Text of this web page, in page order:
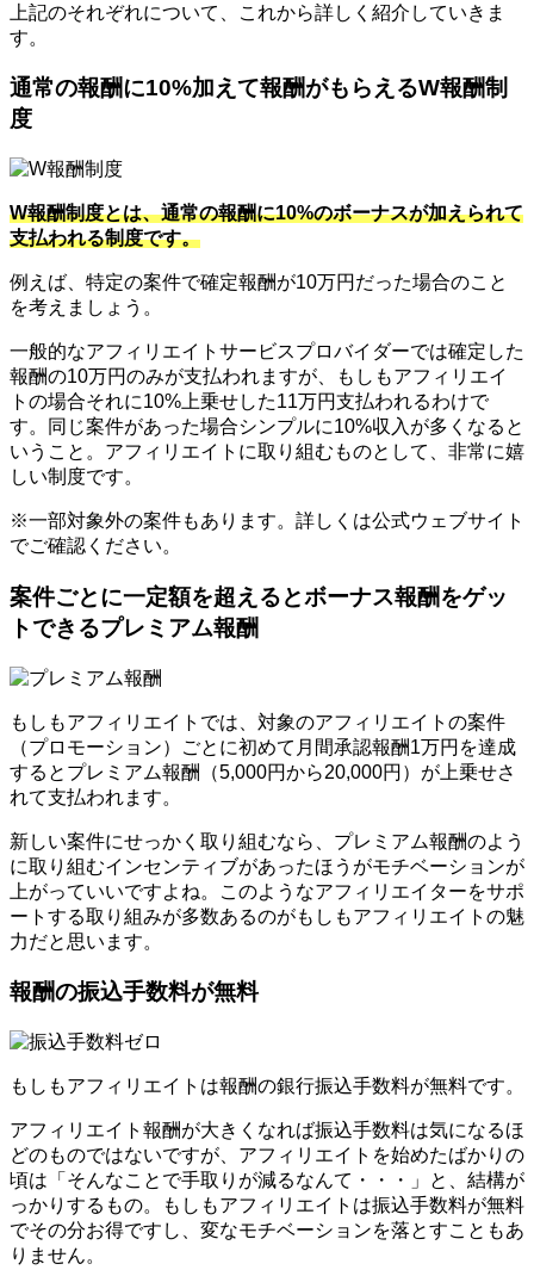
上記のそれぞれについて、これから詳しく紹介していきま
す。
通常の報酬に10%加えて報酬がもらえるW報酬制
度
W報酬制度とは、通常の報酬に10%のボーナスが加えられて
支払われる制度です。
例えば、特定の案件で確定報酬が10万円だった場合のこと
を考えましょう。
一般的なアフィリエイトサービスプロバイダーでは確定した
報酬の10万円のみが支払われますが、もしもアフィリエイ
トの場合それに10%上乗せした11万円支払われるわけで
す。同じ案件があった場合シンプルに10%収入が多くなると
いうこと。アフィリエイトに取り組むものとして、非常に嬉
しい制度です。
※一部対象外の案件もあります。詳しくは公式ウェブサイト
でご確認ください。
案件ごとに一定額を超えるとボーナス報酬をゲッ
トできるプレミアム報酬
もしもアフィリエイトでは、対象のアフィリエイトの案件
（プロモーション）ごとに初めて月間承認報酬1万円を達成
するとプレミアム報酬（5,000円から20,000円）が上乗せさ
れて支払われます。
新しい案件にせっかく取り組むなら、プレミアム報酬のよう
に取り組むインセンティブがあったほうがモチベーションが
上がっていいですよね。このようなアフィリエイターをサポ
ートする取り組みが多数あるのがもしもアフィリエイトの魅
力だと思います。
報酬の振込手数料が無料
もしもアフィリエイトは報酬の銀行振込手数料が無料です。
アフィリエイト報酬が大きくなれば振込手数料は気になるほ
どのものではないですが、アフィリエイトを始めたばかりの
頃は「そんなことで手取りが減るなんて・・・」と、結構が
っかりするもの。もしもアフィリエイトは振込手数料が無料
でその分お得ですし、変なモチベーションを落とすこともあ
りません。